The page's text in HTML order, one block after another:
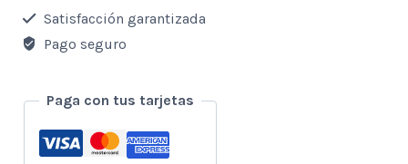
para
hacer
de
350W
cantidad
Satisfacción garantizada
Pago seguro
Paga con tus tarjetas